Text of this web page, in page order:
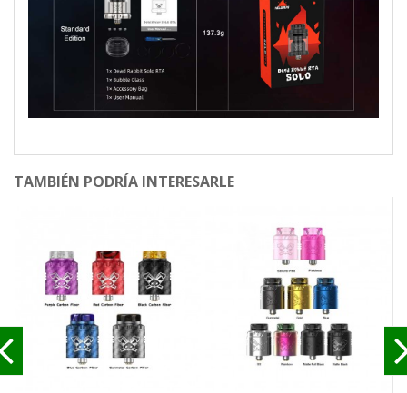
TAMBIÉN PODRÍA INTERESARLE